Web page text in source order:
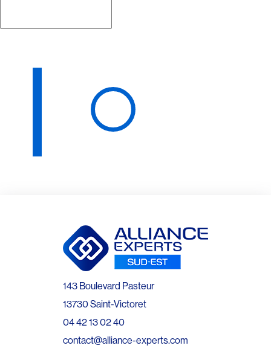
143 Boulevard Pasteur
13730 Saint-Victoret
04 42 13 02 40
contact@alliance-experts.com